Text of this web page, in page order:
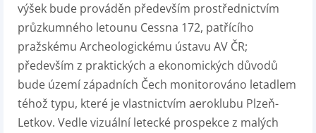
výšek bude prováděn především prostřednictvím
průzkumného letounu Cessna 172, patřícího
pražskému Archeologickému ústavu AV ČR;
především z praktických a ekonomických důvodů
bude území západních Čech monitorováno letadlem
téhož typu, které je vlastnictvím aeroklubu Plzeň-
Letkov. Vedle vizuální letecké prospekce z malých